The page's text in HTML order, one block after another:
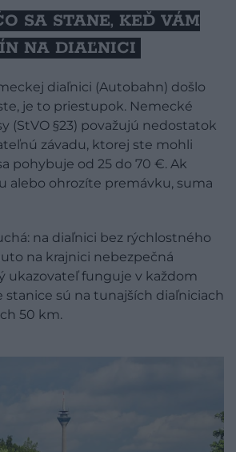
SA STANE, KEĎ VÁM
NA DIAĽNICI
diaľnici (Autobahn) došlo
je to priestupok. Nemecké
(StVO §23) považujú nedostatok
závadu, ktorej ste mohli
pohybuje od 25 do 70 €. Ak
alebo ohrozíte premávku, suma
na diaľnici bez rýchlostného
na krajnici nebezpečná
ukazovateľ funguje v každom
sú na tunajších diaľniciach
50 km.